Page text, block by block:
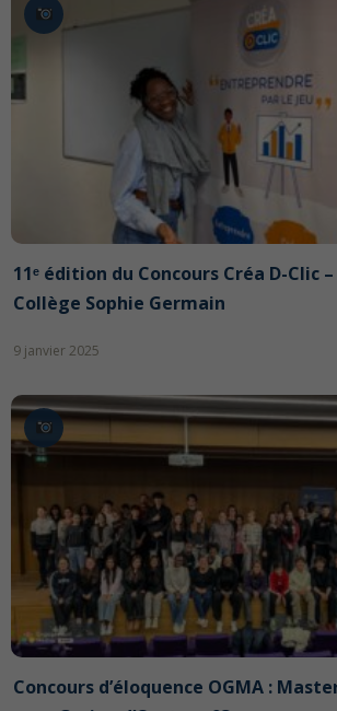
11ᵉ édition du Concours Créa D-Clic
Collège Sophie Germain
9 janvier 2025
Concours d’éloquence OGMA :